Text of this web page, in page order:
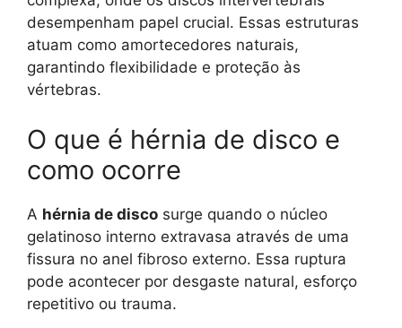
desempenham papel crucial. Essas estruturas
atuam como amortecedores naturais,
garantindo flexibilidade e proteção às
vértebras.
O que é hérnia de disco e
como ocorre
A hérnia de disco surge quando o núcleo
gelatinoso interno extravasa através de uma
fissura no anel fibroso externo. Essa ruptura
pode acontecer por desgaste natural, esforço
repetitivo ou trauma.